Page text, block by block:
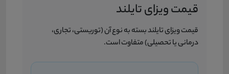
قیمت ویزای تایلند
قیمت ویزای تایلند بسته به نوع آن (توریستی، تجاری،
درمانی یا تحصیلی) متفاوت است.